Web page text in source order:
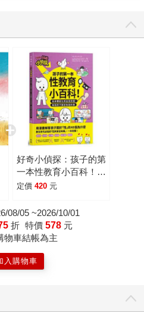
或「不要」。可以想見，這樣
肯定少之又少，所幸，他有一
Lin的相處有別於Lin在生活中的
子，便隨著大象四處遨遊，自
人知道。讀者目光隨著書頁上
一座幽深、長滿奇花異草的鮮
微陡斜的山路而去；一轉眼，
後，柳暗花明，滿眼金黃耀
重的大山。 故事場景一幕幕轉
車，翻頁之間，感受驚喜。這
所以在畫面的呈現上，除了有
瞰與鳥瞰的視覺經驗，以及由
家眼中，這個自閉兒的內心世
想說，或者，說不出口，一切
運用明亮對比的色調、奔放的
快場景，展現孤寂又熱鬧的情
好奇小偵探：孩子的第
一本性教育小百科！從
身體變化到自我保護，
（漫畫圖解）
定價 420 元
08/05 ~2026/10/01
折 特價 578 元
車結帳為主
入購物車